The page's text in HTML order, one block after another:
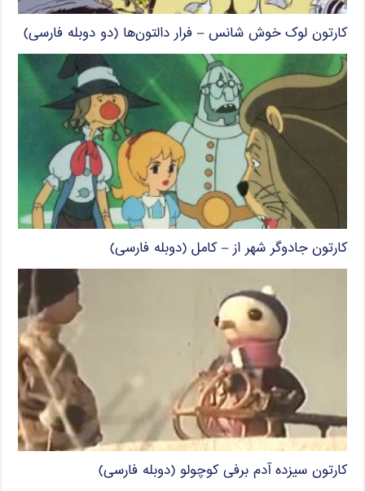
کارتون لوک خوش شانس – فرار دالتون‌ها (دو دوبله فارسی)
کارتون جادوگر شهر از – کامل (دوبله فارسی)
کارتون سیزده آدم برفی کوچولو (دوبله فارسی)